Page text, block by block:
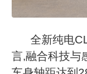
全新纯电C
言,融合科技与